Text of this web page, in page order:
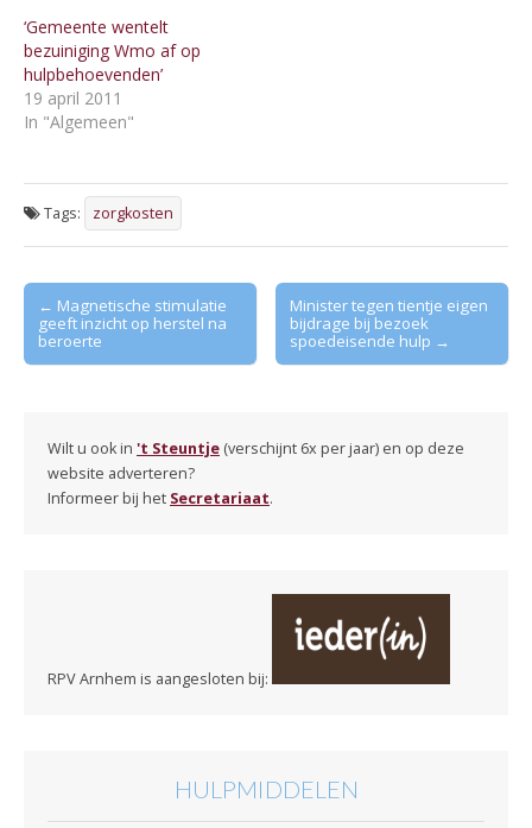
‘Gemeente wentelt
bezuiniging Wmo af op
hulpbehoevenden’
19 april 2011
In "Algemeen"
Tags: zorgkosten
Post
navigation
← Magnetische stimulatie
geeft inzicht op herstel na
beroerte
Minister tegen tientje eigen
bijdrage bij bezoek
spoedeisende hulp →
Wilt u ook in 't Steuntje (verschijnt 6x per jaar) en op deze
website adverteren?
Informeer bij het Secretariaat.
RPV Arnhem is aangesloten bij:
HULPMIDDELEN